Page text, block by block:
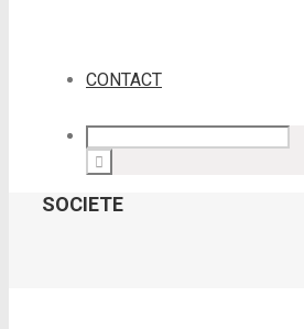
CONTACT
SOCIETE